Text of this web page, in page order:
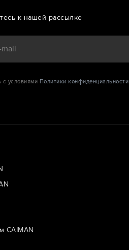
к нашей рассылке
с условиями Политики конфиденциальности
CAIMAN